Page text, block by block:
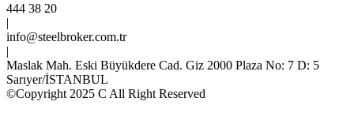
444 38 20
|
info@steelbroker.com.tr
|
Maslak Mah. Eski Büyükdere Cad. Giz 2000 Plaza No: 7 D: 5
Sarıyer/İSTANBUL
©Copyright 2025 C All Right Reserved